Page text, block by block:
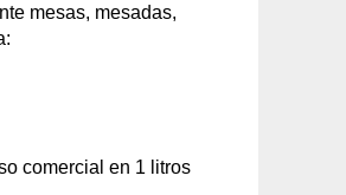
mesas, mesadas,
comercial en 1 litros